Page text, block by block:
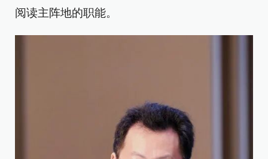
阅读主阵地的职能。